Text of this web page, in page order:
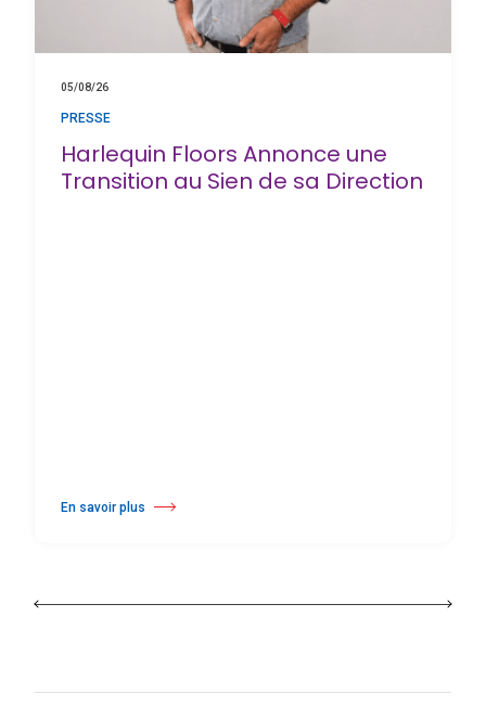
05/08/26
PRESSE
Harlequin Floors Annonce une
Transition au Sien de sa Direction
En savoir plus
à propos Harlequin Floors Annonce une Transition au Sien de sa